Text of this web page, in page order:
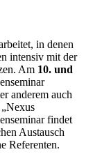
in denen
intensiv mit der
Am 10. und
anderem auch
findet
Austausch
Referenten.